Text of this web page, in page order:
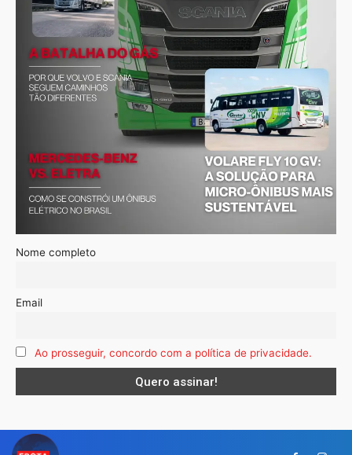
Nome completo
Email
Ao prosseguir, concordo com a política de privacidade.